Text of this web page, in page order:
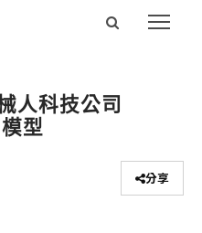
人科技公司
型
分享